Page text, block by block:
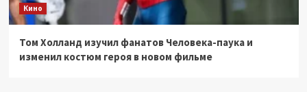
Кино
Том Холланд изучил фанатов Человека-паука и
изменил костюм героя в новом фильме